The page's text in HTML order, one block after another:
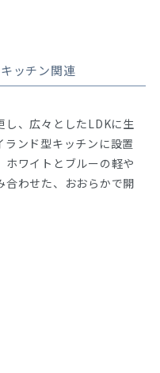
ッチン関連
し、広々としたLDKに生
ンド型キッチンに設置
ホワイトとブルーの軽や
合わせた、おおらかで開